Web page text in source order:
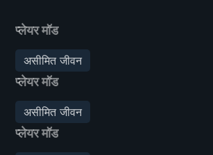
प्लेयर मॉड
असीमित जीवन
प्लेयर मॉड
असीमित जीवन
प्लेयर मॉड